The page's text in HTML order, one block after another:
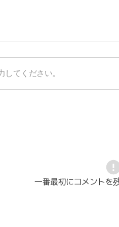
一番最初にコメントを